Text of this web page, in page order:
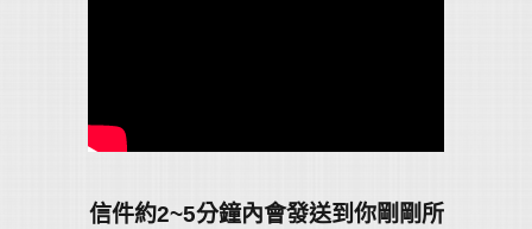
信件約2~5分鐘內會發送到你剛剛所